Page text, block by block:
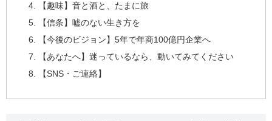
【趣味】音と酒と、たまに旅
【信条】嘘のない生き方を
【今後のビジョン】5年で年商100億円企業へ
【あなたへ】迷っているなら、動いてみてください
【SNS・ご連絡】